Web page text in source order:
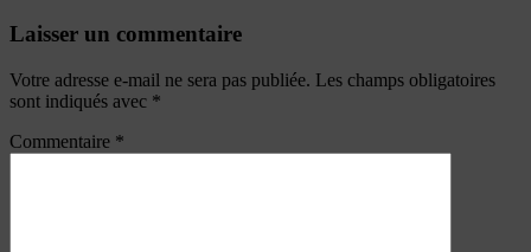
Laisser un commentaire
Votre adresse e-mail ne sera pas publiée. Les champs obligatoires
sont indiqués avec *
Commentaire *